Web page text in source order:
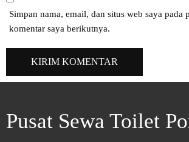
Simpan nama, email, dan situs web saya pada
komentar saya berikutnya.
Pusat Sewa Toilet